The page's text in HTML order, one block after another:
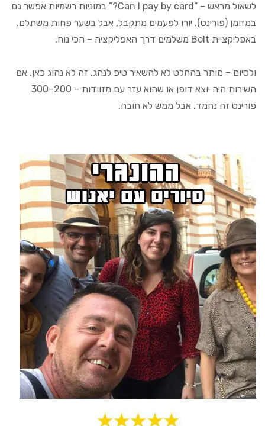
לשאול מראש – “Can I pay by card?” במוניות רשמיות אפשר גם
במזומן (פורינט). יורו לפעמים מתקבל, אבל בשער פחות משתלם.
באפליקציית Bolt משלמים דרך האפליקציה – הכי נוח.
ולסיום – מותר בהחלט לא להשאיר טיפ לנהג, זה לא נהוג כאן. אם
השירות היה יוצא דופן או שהוא עזר עם מזוודות – 200–300
פורינט זה נחמד, אבל ממש לא חובה.